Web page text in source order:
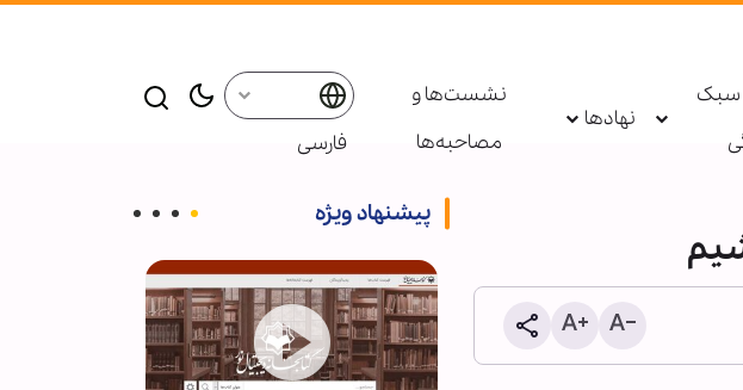
سبک
نهادها
نشست‌ها و
مصاحبه‌ها
فارسی
پیشنهاد ویژه